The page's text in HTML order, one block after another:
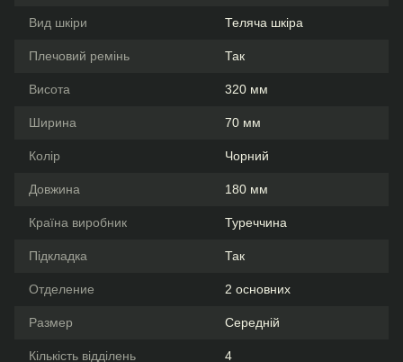
Вид шкіри Теляча шкіра
Плечовий ремінь Так
Висота 320 мм
Ширина 70 мм
Колір Чорний
Довжина 180 мм
Країна виробник Туреччина
Підкладка Так
Отделение 2 основних
Размер Середній
Кількість відділень 4